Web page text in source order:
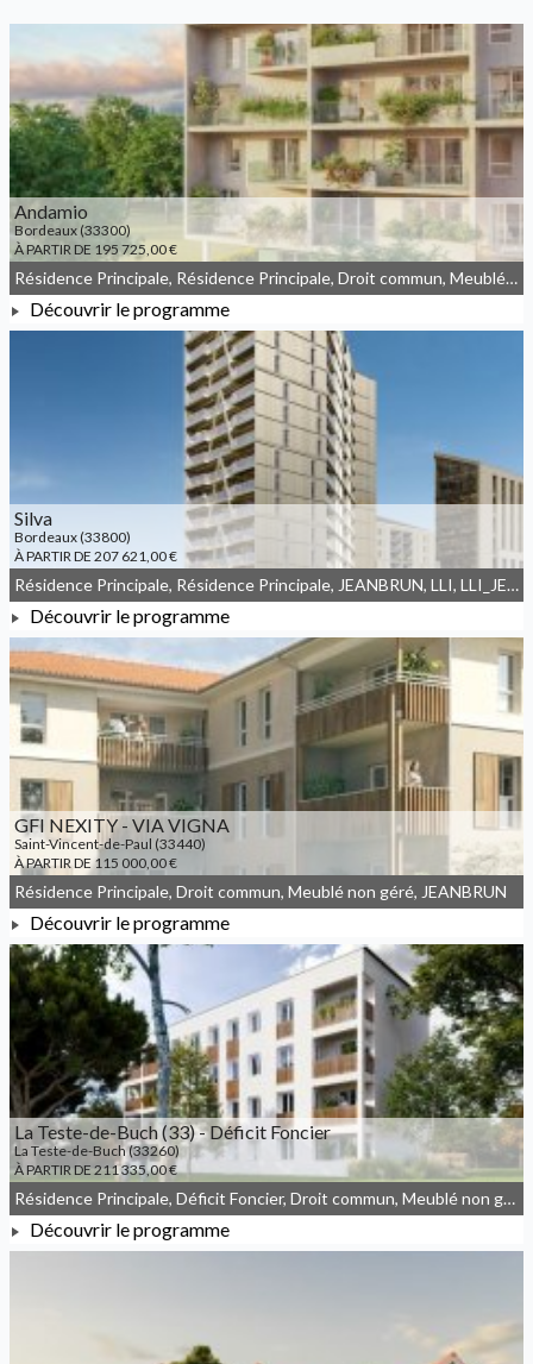
Andamio
Bordeaux (33300)
À PARTIR DE 195 725,00 €
À PARTIR DE 195 725,00 €
Résidence Principale, Résidence Principale, Droit commun, Meublé non géré
Découvrir le programme
Silva
Bordeaux (33800)
À PARTIR DE 207 621,00 €
À PARTIR DE 207 621,00 €
Résidence Principale, Résidence Principale, JEANBRUN, LLI, LLI_JEANBRUN
Découvrir le programme
GFI NEXITY - VIA VIGNA
Saint-Vincent-de-Paul (33440)
À PARTIR DE 115 000,00 €
À PARTIR DE 115 000,00 €
Résidence Principale, Droit commun, Meublé non géré, JEANBRUN
Découvrir le programme
La Teste-de-Buch (33) - Déficit Foncier
La Teste-de-Buch (33260)
À PARTIR DE 211 335,00 €
Résidence Principale, Déficit Foncier, Droit commun, Meublé non géré
Découvrir le programme